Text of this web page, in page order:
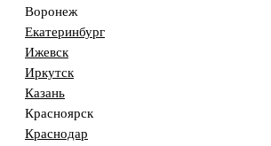
Воронеж
Екатеринбург
Ижевск
Иркутск
Казань
Красноярск
Краснодар